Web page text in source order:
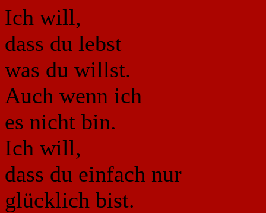
Ich will,
dass du lebst
was du willst.
Auch wenn ich
es nicht bin.
Ich will,
dass du einfach nur
glücklich bist.